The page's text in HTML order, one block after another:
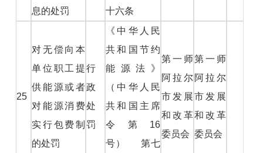
息的处罚
十六条
25
对无偿向本
单位职工提
供能源或者
对能源消费
实行包费制
的处罚
行
政
处
罚
《中华人民
共和国节约
能源法》
（中华人民
共和国主席
令第16
号） 第七
第一师
阿拉尔
市发展
和改革
委员会
第一师
阿拉尔
市发展
和改革
委员会